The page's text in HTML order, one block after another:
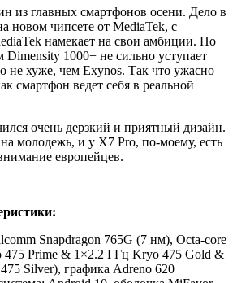
из главных смартфонов осени. Дело в
новом чипсете от MediaTek, с
намекает на свои амбиции. По
Dimensity 1000+ не сильно уступает
не хуже, чем Exynos. Так что ужасно
смартфон ведет себя в реальной
очень дерзкий и приятный дизайн.
молодежь, и у Х7 Pro, по-моему, есть
европейцев.
Snapdragon 765G (7 нм), Octa-core
Prime & 1×2.2 ГГц Kryo 475 Gold &
Silver), графика Adreno 620